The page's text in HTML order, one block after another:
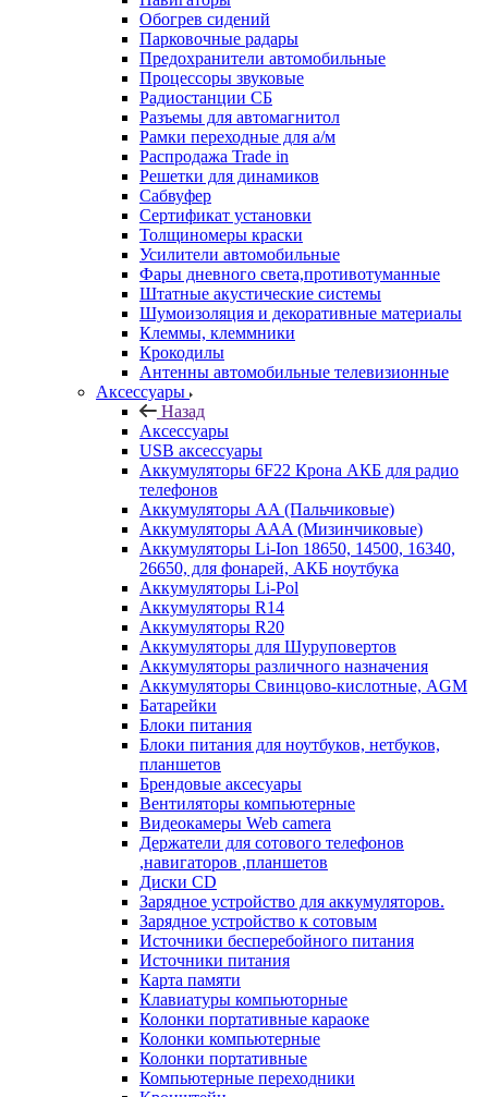
Обогрев сидений
Парковочные радары
Предохранители автомобильные
Процессоры звуковые
Радиостанции СБ
Разъемы для автомагнитол
Рамки переходные для а/м
Распродажа Trade in
Решетки для динамиков
Сабвуфер
Сертификат установки
Толщиномеры краски
Усилители автомобильные
Фары дневного света,противотуманные
Штатные акустические системы
Шумоизоляция и декоративные материалы
Клеммы, клеммники
Крокодилы
Антенны автомобильные телевизионные
Аксессуары
Назад
Аксессуары
USB аксессуары
Аккумуляторы 6F22 Крона АКБ для радио
телефонов
Аккумуляторы AA (Пальчиковые)
Аккумуляторы AAA (Мизинчиковые)
Аккумуляторы Li-Ion 18650, 14500, 16340,
26650, для фонарей, АКБ ноутбука
Аккумуляторы Li-Pol
Аккумуляторы R14
Аккумуляторы R20
Аккумуляторы для Шуруповертов
Аккумуляторы различного назначения
Аккумуляторы Свинцово-кислотные, AGM
Батарейки
Блоки питания
Блоки питания для ноутбуков, нетбуков,
планшетов
Брендовые аксесуары
Вентиляторы компьютерные
Видеокамеры Web camera
Держатели для сотового телефонов
,навигаторов ,планшетов
Диски CD
Зарядное устройство для аккумуляторов.
Зарядное устройство к сотовым
Источники бесперебойного питания
Источники питания
Карта памяти
Клавиатуры компьюторные
Колонки портативные караоке
Колонки компьютерные
Колонки портативные
Компьютерные переходники